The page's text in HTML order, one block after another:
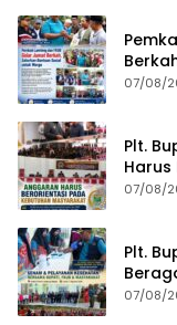
07/08/
Plt.
07/08/
Plt.
07/08/